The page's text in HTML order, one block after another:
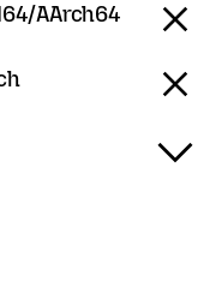
AArch64